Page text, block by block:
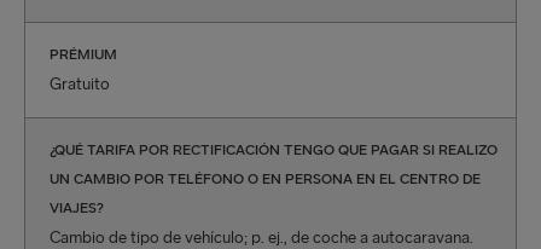
PRÉMIUM
Gratuito
¿QUÉ TARIFA POR RECTIFICACIÓN TENGO QUE PAGAR SI REALIZO
UN CAMBIO POR TELÉFONO O EN PERSONA EN EL CENTRO DE
VIAJES?
Cambio de tipo de vehículo; p. ej., de coche a autocaravana.